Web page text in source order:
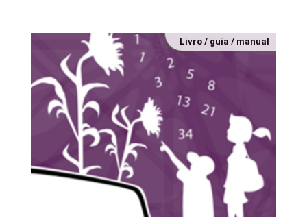
Livro / guia / manual